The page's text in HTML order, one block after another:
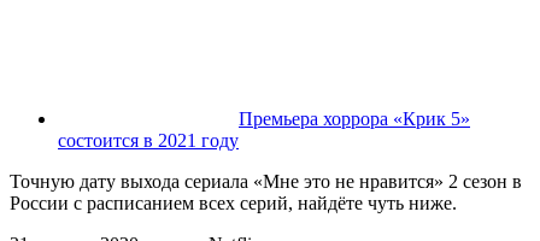
Премьера хоррора «Крик 5»
состоится в 2021 году
Точную дату выхода сериала «Мне это не нравится» 2 сезон в
России с расписанием всех серий, найдёте чуть ниже.